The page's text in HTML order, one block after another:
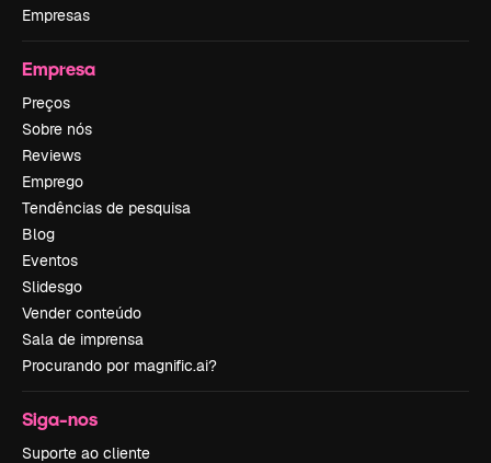
Empresas
Empresa
Preços
Sobre nós
Reviews
Emprego
Tendências de pesquisa
Blog
Eventos
Slidesgo
Vender conteúdo
Sala de imprensa
Procurando por magnific.ai?
Siga-nos
Suporte ao cliente